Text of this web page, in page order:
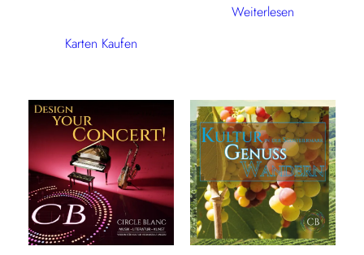
Karten Kaufen
Weiterlesen